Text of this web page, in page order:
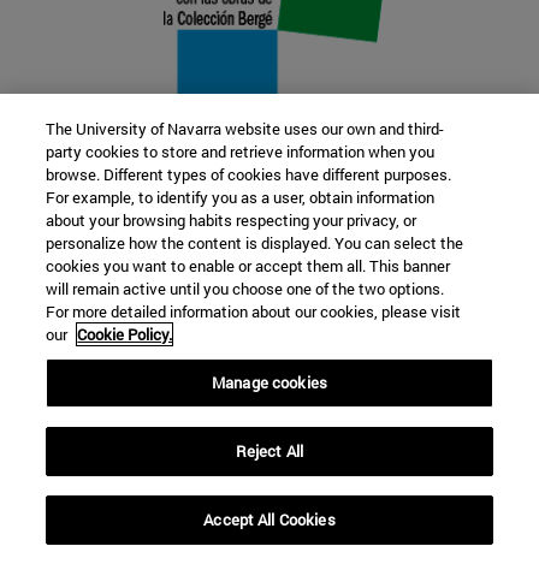
22 SEP
FUNCIÓN Y FICCIÓN. Varios artistas
Más información
The University of Navarra website uses our own and third-
party cookies to store and retrieve information when you
browse. Different types of cookies have different purposes.
For example, to identify you as a user, obtain information
about your browsing habits respecting your privacy, or
personalize how the content is displayed. You can select the
cookies you want to enable or accept them all. This banner
will remain active until you choose one of the two options.
For more detailed information about our cookies, please visit
our Cookie Policy.
Manage cookies
Reject All
Accept All Cookies